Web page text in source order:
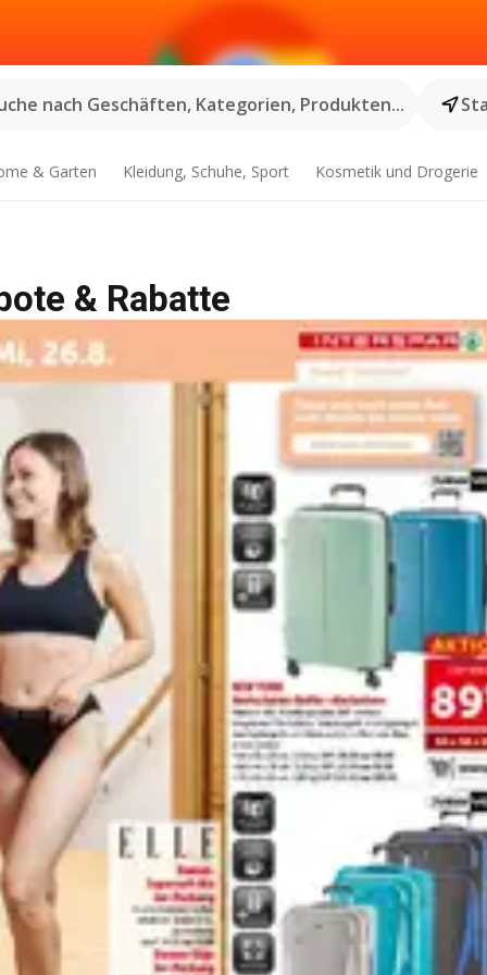
nach Geschäften, Kategorien, Produkten...
& Garten Kleidung, Schuhe, Sport Kosmetik und Drogerie
& Rabatte